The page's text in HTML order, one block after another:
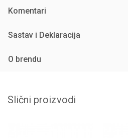
Komentari
Sastav i Deklaracija
O brendu
Slični proizvodi